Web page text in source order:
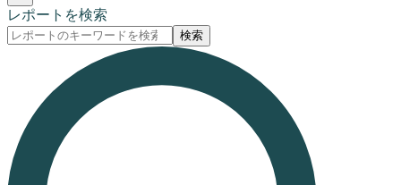
レポートを検索
検索